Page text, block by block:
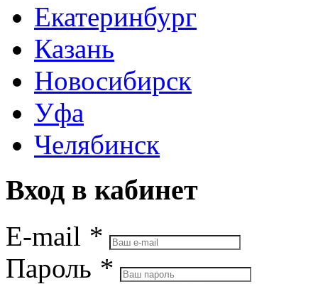
Екатеринбург
Казань
Новосибирск
Уфа
Челябинск
Вход в кабинет
E-mail *
Пароль *